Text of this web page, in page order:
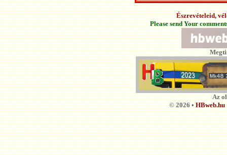
Észrevételeid,
Please send Your
Az
© 2026 •HBweb.hu